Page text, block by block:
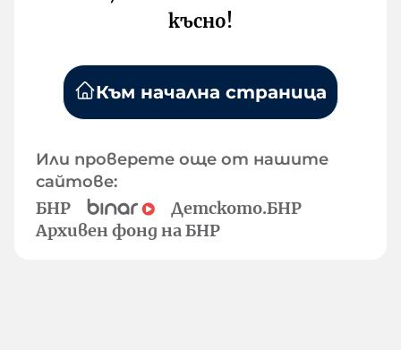
късно!
Към начална страница
Или проверете още от нашите
сайтове:
БНР
Детското.БНР
Архивен фонд на БНР